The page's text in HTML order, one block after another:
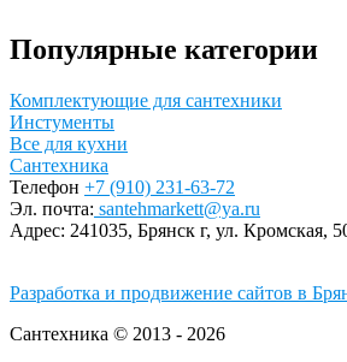
Популярные категории
Комплектующие для сантехники
Инстументы
Все для кухни
Сантехника
Телефон +7 (910) 231-63-72
Эл. почта: santehmarkett@ya.ru
Адрес: 241035, Брянск г, ул. Кромская,
Разработка и продвижение сайтов в
Сантехника © 2013 - 2026